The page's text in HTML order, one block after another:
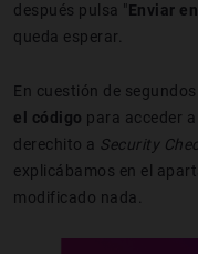
después pulsa " Enviar
queda esperar.
En cuestión de
el código para acceder
derechito a Security
explicábamos en el
modificado nada.